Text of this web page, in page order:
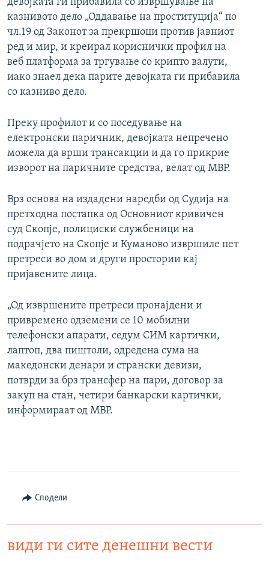
казнивото дело „Оддавање на проституција“ по
чл.19 од Законот за прекршоци против јавниот
ред и мир, и креирал кориснички профил на
веб платформа за тргување со крипто валути,
иако знаел дека парите девојката ги прибавила
со казниво дело.
Преку профилот и со поседување на
електронски паричник, девојката непречено
можела да врши трансакции и да го прикрие
изворот на паричните средства, велат од МВР.
Врз основа на издадени наредби од Судија на
претходна постапка од Основниот кривичен
суд Скопје, полициски службеници на
подрачјето на Скопје и Куманово извршиле пет
претреси во дом и други простории кај
пријавените лица.
„Од извршените претреси пронајдени и
привремено одземени се 10 мобилни
телефонски апарати, седум СИМ картички,
лаптоп, два пиштоли, одредена сума на
македонски денари и странски девизи,
потврди за брз трансфер на пари, договор за
закуп на стан, четири банкарски картички,
информираат од МВР.
Сподели
види ги сите денешни вести